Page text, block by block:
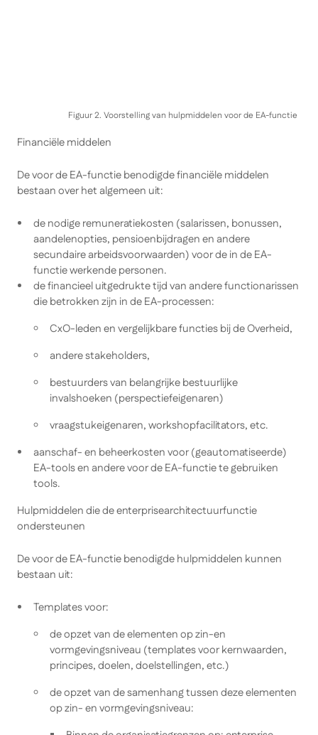
Figuur 2. Voorstelling van hulpmiddelen voor de EA-functie
Financiële middelen
De voor de EA-functie benodigde financiële middelen
bestaan over het algemeen uit:
de nodige remuneratiekosten (salarissen, bonussen,
aandelenopties, pensioenbijdragen en andere
secundaire arbeidsvoorwaarden) voor de in de EA-
functie werkende personen.
de financieel uitgedrukte tijd van andere functionarissen
die betrokken zijn in de EA-processen:
CxO-leden en vergelijkbare functies bij de Overheid,
andere stakeholders,
bestuurders van belangrijke bestuurlijke
invalshoeken (perspectiefeigenaren)
vraagstukeigenaren, workshopfacilitators, etc.
aanschaf- en beheerkosten voor (geautomatiseerde)
EA-tools en andere voor de EA-functie te gebruiken
tools.
Hulpmiddelen die de enterprisearchitectuurfunctie
ondersteunen
De voor de EA-functie benodigde hulpmiddelen kunnen
bestaan uit:
Templates voor:
de opzet van de elementen op zin-en
vormgevingsniveau (templates voor kernwaarden,
principes, doelen, doelstellingen, etc.)
de opzet van de samenhang tussen deze elementen
op zin- en vormgevingsniveau: